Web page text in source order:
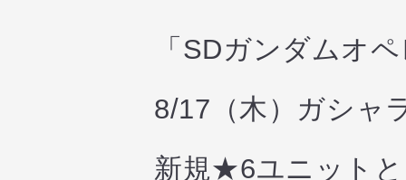
「SDガンダムオ
8/17（木）ガシャ
新規★6ユニット